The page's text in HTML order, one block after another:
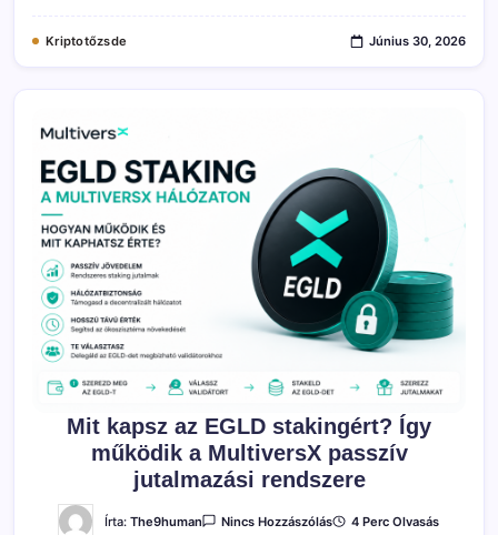
Kriptotőzsde Június 30, 2026
Mit kapsz az EGLD stakingért? Így
működik a MultiversX passzív
jutalmazási rendszere
Írta: The9human Nincs HozzászólásA(z)4 Perc Olvasás